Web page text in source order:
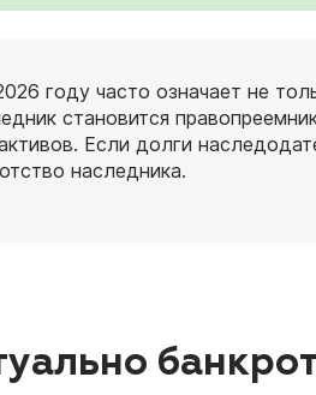
году часто означает не
становится
Если долги
наследника.